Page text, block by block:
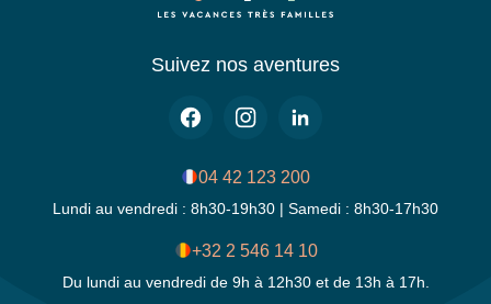
Suivez nos aventures
04 42 123 200
Lundi au vendredi : 8h30-19h30 | Samedi : 8h30-17h30
+32 2 546 14 10
Du lundi au vendredi de 9h à 12h30 et de 13h à 17h.